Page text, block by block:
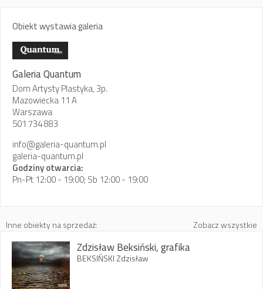
Obiekt wystawia galeria
Galeria Quantum
Dom Artysty Plastyka, 3p.
Mazowiecka 11 A
Warszawa
501 734 883
info@galeria-quantum.pl
galeria-quantum.pl
Godziny otwarcia:
Pn-Pt 12:00 - 19:00; Sb 12:00 - 19:00
Inne obiekty na sprzedaż: Zobacz wszystkie
Zdzisław Beksiński, grafika
BEKSIŃSKI Zdzisław